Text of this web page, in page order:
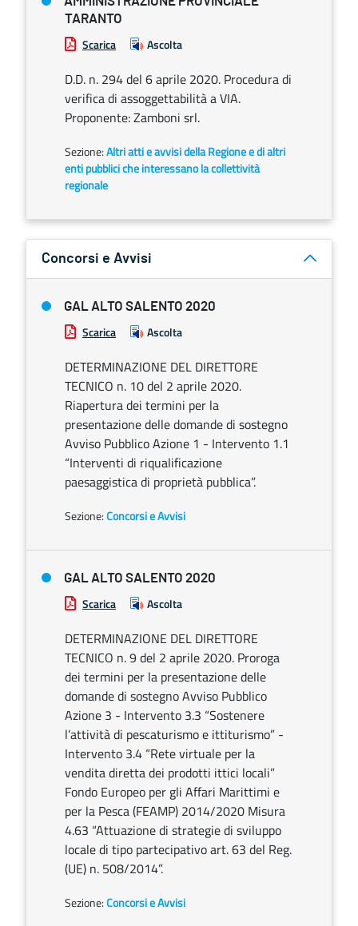
TARANTO
Scarica Ascolta
D.D. n. 294 del 6 aprile 2020. Procedura di
verifica di assoggettabilità a VIA.
Proponente: Zamboni srl.
Sezione:Altri atti e avvisi della Regione e di altri
enti pubblici che interessano la collettività
regionale
Concorsi e Avvisi
GAL ALTO SALENTO 2020
Scarica Ascolta
DETERMINAZIONE DEL DIRETTORE
TECNICO n. 10 del 2 aprile 2020.
Riapertura dei termini per la
presentazione delle domande di sostegno
Avviso Pubblico Azione 1 - Intervento 1.1
“Interventi di riqualificazione
paesaggistica di proprietà pubblica”.
Sezione:Concorsi e Avvisi
GAL ALTO SALENTO 2020
Scarica Ascolta
DETERMINAZIONE DEL DIRETTORE
TECNICO n. 9 del 2 aprile 2020. Proroga
dei termini per la presentazione delle
domande di sostegno Avviso Pubblico
Azione 3 - Intervento 3.3 “Sostenere
l’attività di pescaturismo e ittiturismo” -
Intervento 3.4 “Rete virtuale per la
vendita diretta dei prodotti ittici locali”
Fondo Europeo per gli Affari Marittimi e
per la Pesca (FEAMP) 2014/2020 Misura
4.63 “Attuazione di strategie di sviluppo
locale di tipo partecipativo art. 63 del Reg.
(UE) n. 508/2014”.
Sezione:Concorsi e Avvisi